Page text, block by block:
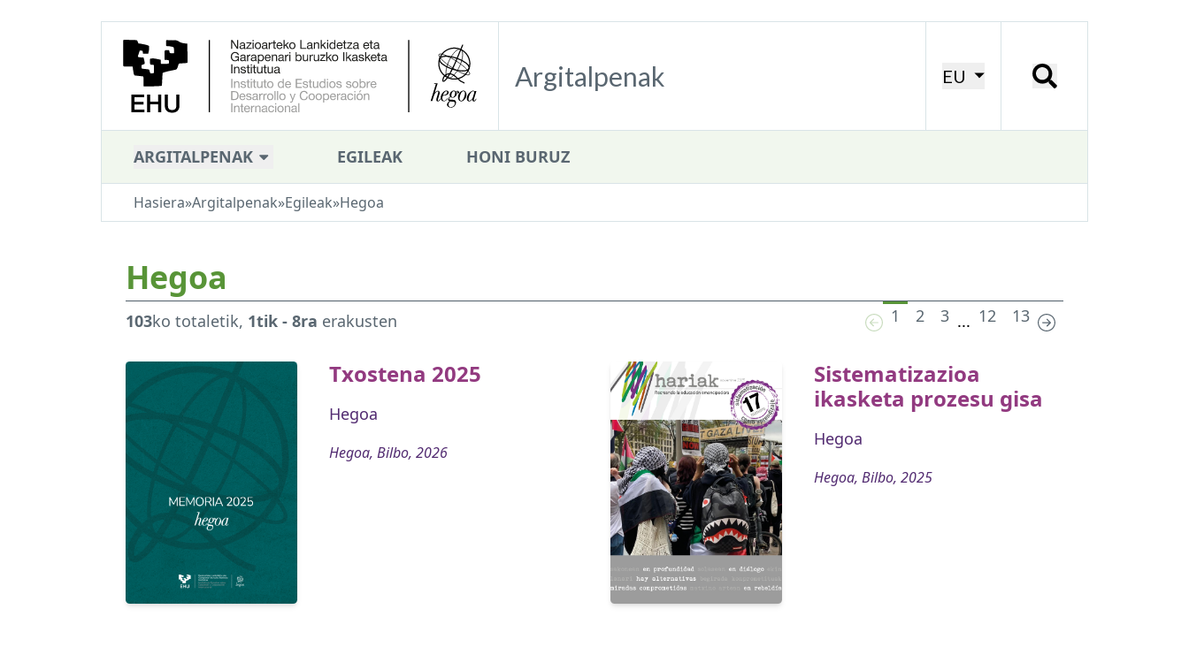
Argitalpenak EU
ARGITALPENAK EGILEAK HONI BURUZ
Hasiera»Argitalpenak»Egileak»Hegoa
Hegoa
103ko totaletik, 1tik - 8ra erakusten 1 2 3 ... 12 13
Txostena 2025
Hegoa
Hegoa, Bilbo, 2026
Sistematizazioa
ikasketa prozesu gisa
Hegoa
Hegoa, Bilbo, 2025